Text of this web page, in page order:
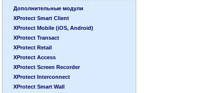
Дополнительные модули
XProtect Smart Client
XProtect Mobile (iOS, Android)
XProtect Transact
XProtect Retail
XProtect Access
XProtect Screen Recorder
XProtect Interconnect
XProtect Smart Wall